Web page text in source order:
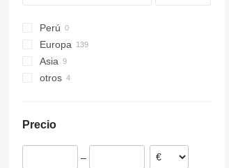
Perú
Europa
España
Reino Unido
Asia
otros
Precio
–